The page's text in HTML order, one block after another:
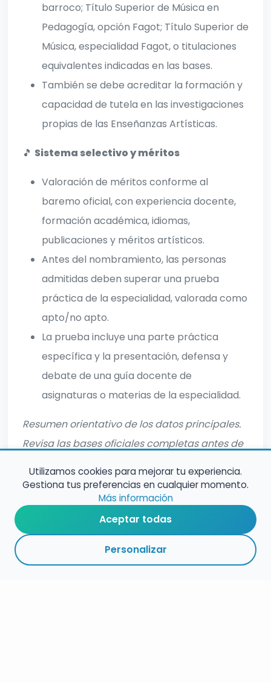
barroco; Título Superior de Música en
Pedagogía, opción Fagot; Título Superior de
Música, especialidad Fagot, o titulaciones
equivalentes indicadas en las bases.
También se debe acreditar la formación y
capacidad de tutela en las investigaciones
propias de las Enseñanzas Artísticas.
🎵 Sistema selectivo y méritos
Valoración de méritos conforme al
baremo oficial, con experiencia docente,
formación académica, idiomas,
publicaciones y méritos artísticos.
Antes del nombramiento, las personas
admitidas deben superar una prueba
práctica de la especialidad, valorada como
apto/no apto.
La prueba incluye una parte práctica
específica y la presentación, defensa y
debate de una guía docente de
asignaturas o materias de la especialidad.
Resumen orientativo de los datos principales.
Revisa las bases oficiales completas antes de
RESUMEN PLAZOS ESPECIALIDADES ENLACES SEGUIR
Utilizamos cookies para mejorar tu experiencia.
Gestiona tus preferencias en cualquier momento.
Más información
Aceptar todas
Personalizar